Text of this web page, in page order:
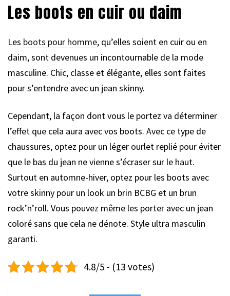
Les boots en cuir ou daim
Les boots pour homme, qu’elles soient en cuir ou en
daim, sont devenues un incontournable de la mode
masculine. Chic, classe et élégante, elles sont faites
pour s’entendre avec un jean skinny.
Cependant, la façon dont vous le portez va déterminer
l’effet que cela aura avec vos boots. Avec ce type de
chaussures, optez pour un léger ourlet replié pour éviter
que le bas du jean ne vienne s’écraser sur le haut.
Surtout en automne-hiver, optez pour les boots avec
votre skinny pour un look un brin BCBG et un brun
rock’n’roll. Vous pouvez même les porter avec un jean
coloré sans que cela ne dénote. Style ultra masculin
garanti.
4.8/5 - (13 votes)